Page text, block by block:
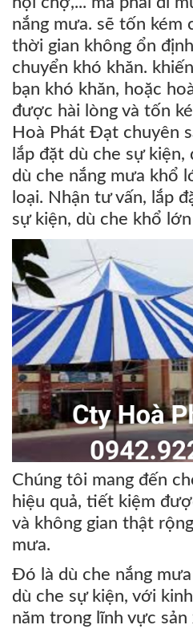
nắng mưa. sẽ tốn kém
thời gian không ổn
chuyển khó khăn.
bạn khó khăn, hoặc
được hài lòng và tốn
Hoà Phát Đạt chuyên
lắp đặt dù che sự
dù che nắng mưa khổ
loại. Nhận tư vấn, lắp
sự kiện, dù che khổ
Chúng tôi mang đến
hiệu quả, tiết kiệm
và không gian thật
mưa.
Đó là dù che nắng
dù che sự kiện, với
năm trong lĩnh vực sản